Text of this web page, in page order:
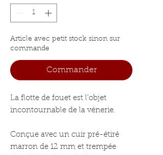
Article avec petit stock sinon sur
commande
Commander
La flotte de fouet est l’objet
incontournable de la vénerie.
Conçue avec un cuir pré-étiré
marron de 12 mm et trempée